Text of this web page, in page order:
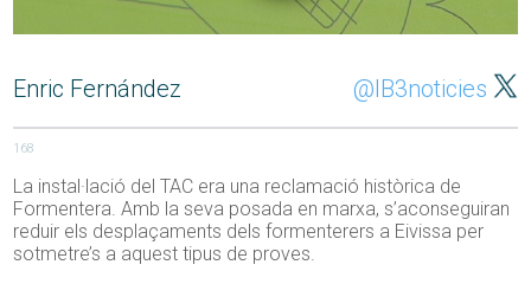
Enric Fernández @IB3noticies
168
La instal·lació del TAC era una reclamació històrica de
Formentera. Amb la seva posada en marxa, s’aconseguiran
reduir els desplaçaments dels formenterers a Eivissa per
sotmetre’s a aquest tipus de proves.